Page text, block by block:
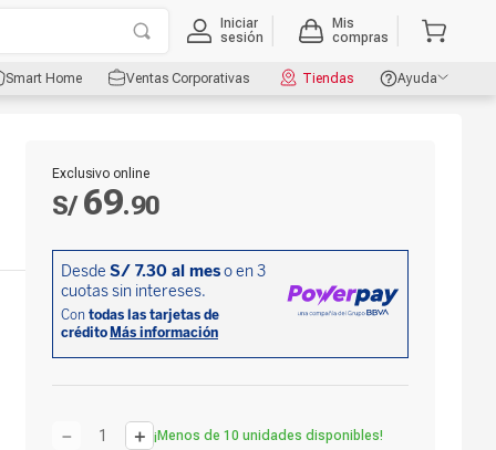
Iniciar
sesión
Mis
compras
Smart Home Ventas Corporativas Tiendas
Ayuda
Exclusivo online
S/ 69.90
＋
－ ¡Menos de 10 unidades disponibles!